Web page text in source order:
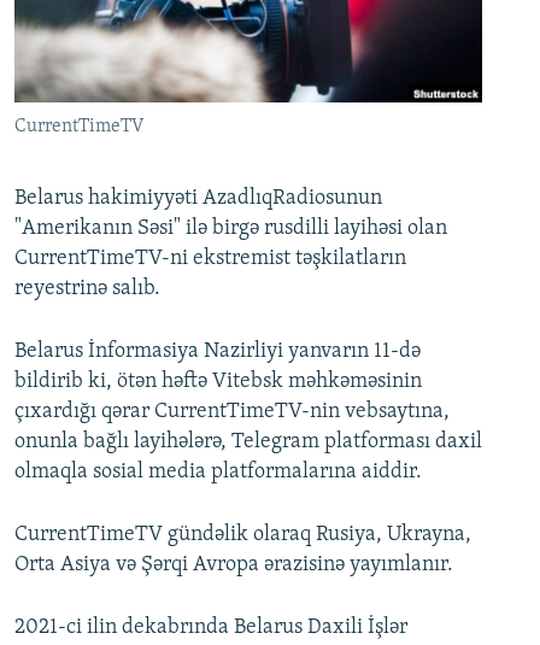
İNFOQRAFIKA
KARIKATURA
AZƏRBAYCAN ƏDƏBIYYATI KITABXANASI
İSLAM VƏ DEMOKRATIYA
MISSIYAMIZ
PEŞƏ ETIKASI VƏ JURNALISTIKA STANDARTLARIMIZ
BIZIMLƏ ƏLAQƏ
XƏBƏR BÜLLETENLƏRIMIZ
BIZI IZLƏ
CurrentTimeTV
Belarus hakimiyyəti AzadlıqRadiosunun
"Amerikanın Səsi" ilə birgə rusdilli layihəsi olan
CurrentTimeTV-ni ekstremist təşkilatların
reyestrinə salıb.
Belarus İnformasiya Nazirliyi yanvarın 11-də
bildirib ki, ötən həftə Vitebsk məhkəməsinin
çıxardığı qərar CurrentTimeTV-nin vebsaytına,
onunla bağlı layihələrə, Telegram platforması daxil
olmaqla sosial media platformalarına aiddir.
CurrentTimeTV gündəlik olaraq Rusiya, Ukrayna,
Orta Asiya və Şərqi Avropa ərazisinə yayımlanır.
2021-ci ilin dekabrında Belarus Daxili İşlər